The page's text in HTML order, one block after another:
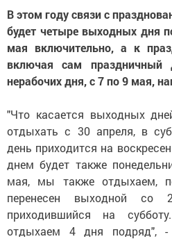
В этом году связи с
будет четыре выходных дня
мая включительно, а к
включая сам
нерабочих дня, с 7 по 9 мая,
"Что касается выходных
отдыхать с 30 апреля, в
день приходится на
днем будет также
мая, мы также отдыхаем,
перенесен выходной со
приходившийся на
отдыхаем 4 дня подряд", -